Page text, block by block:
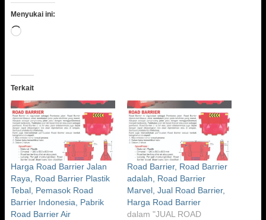
Menyukai ini:
Memuat...
Terkait
Harga Road Barrier Jalan
Raya, Road Barrier Plastik
Tebal, Pemasok Road
Barrier Indonesia, Pabrik
Road Barrier Air
Road Barrier, Road Barrier
adalah, Road Barrier
Marvel, Jual Road Barrier,
Harga Road Barrier
dalam "JUAL ROAD